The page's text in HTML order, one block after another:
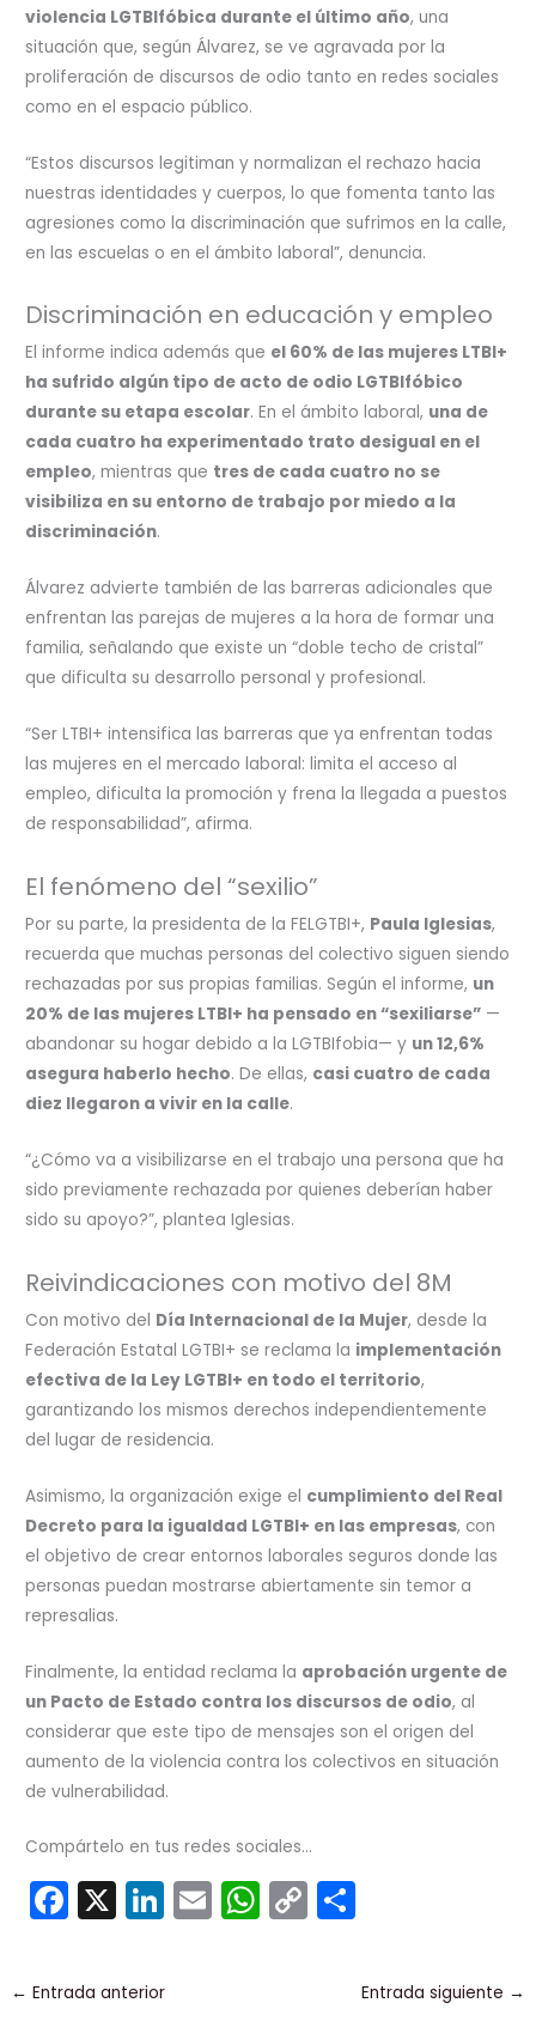
violencia LGTBIfóbica durante el último año, una
situación que, según Álvarez, se ve agravada por la
proliferación de discursos de odio tanto en redes sociales
como en el espacio público.
“Estos discursos legitiman y normalizan el rechazo hacia
nuestras identidades y cuerpos, lo que fomenta tanto las
agresiones como la discriminación que sufrimos en la calle,
en las escuelas o en el ámbito laboral”, denuncia.
Discriminación en educación y empleo
El informe indica además que el 60% de las mujeres LTBI+
ha sufrido algún tipo de acto de odio LGTBIfóbico
durante su etapa escolar. En el ámbito laboral, una de
cada cuatro ha experimentado trato desigual en el
empleo, mientras que tres de cada cuatro no se
visibiliza en su entorno de trabajo por miedo a la
discriminación.
Álvarez advierte también de las barreras adicionales que
enfrentan las parejas de mujeres a la hora de formar una
familia, señalando que existe un “doble techo de cristal”
que dificulta su desarrollo personal y profesional.
“Ser LTBI+ intensifica las barreras que ya enfrentan todas
las mujeres en el mercado laboral: limita el acceso al
empleo, dificulta la promoción y frena la llegada a puestos
de responsabilidad”, afirma.
El fenómeno del “sexilio”
Por su parte, la presidenta de la FELGTBI+, Paula Iglesias,
recuerda que muchas personas del colectivo siguen siendo
rechazadas por sus propias familias. Según el informe, un
20% de las mujeres LTBI+ ha pensado en “sexiliarse” —
abandonar su hogar debido a la LGTBIfobia— y un 12,6%
asegura haberlo hecho. De ellas, casi cuatro de cada
diez llegaron a vivir en la calle.
“¿Cómo va a visibilizarse en el trabajo una persona que ha
sido previamente rechazada por quienes deberían haber
sido su apoyo?”, plantea Iglesias.
Reivindicaciones con motivo del 8M
Con motivo del Día Internacional de la Mujer, desde la
Federación Estatal LGTBI+ se reclama la implementación
efectiva de la Ley LGTBI+ en todo el territorio,
garantizando los mismos derechos independientemente
del lugar de residencia.
Asimismo, la organización exige el cumplimiento del Real
Decreto para la igualdad LGTBI+ en las empresas, con
el objetivo de crear entornos laborales seguros donde las
personas puedan mostrarse abiertamente sin temor a
represalias.
Finalmente, la entidad reclama la aprobación urgente de
un Pacto de Estado contra los discursos de odio, al
considerar que este tipo de mensajes son el origen del
aumento de la violencia contra los colectivos en situación
de vulnerabilidad.
Compártelo en tus redes sociales...
F
c
e
X Li
k
E W C
m
p
← Entrada anterior Entrada siguiente →